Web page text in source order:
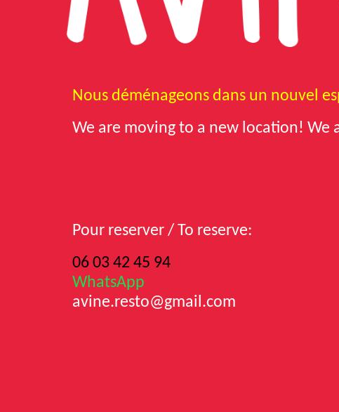
Nous déménageons dans un nouvel
We are moving to a new location! We
Pour reserver / To reserve:
06 03 42 45 94
WhatsApp
avine.resto@gmail.com